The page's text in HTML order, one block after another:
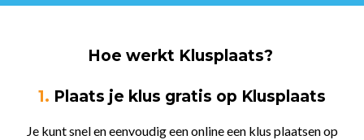
Hoe werkt Klusplaats?
1. Plaats je klus gratis op Klusplaats
Je kunt snel en eenvoudig een online een klus plaatsen op